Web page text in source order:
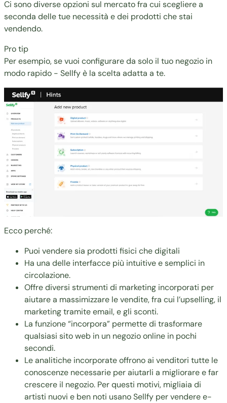
Ci sono diverse opzioni sul mercato fra cui scegliere a
seconda delle tue necessità e dei prodotti che stai
vendendo.
Pro tip
Per esempio, se vuoi configurare da solo il tuo negozio in
modo rapido - Sellfy è la scelta adatta a te.
Ecco perché:
Puoi vendere sia prodotti fisici che digitali
Ha una delle interfacce più intuitive e semplici in
circolazione.
Offre diversi strumenti di marketing incorporati per
aiutare a massimizzare le vendite, fra cui l’upselling, il
marketing tramite email, e gli sconti.
La funzione “incorpora” permette di trasformare
qualsiasi sito web in un negozio online in pochi
secondi.
Le analitiche incorporate offrono ai venditori tutte le
conoscenze necessarie per aiutarli a migliorare e far
crescere il negozio. Per questi motivi, migliaia di
artisti nuovi e ben noti usano Sellfy per vendere e-